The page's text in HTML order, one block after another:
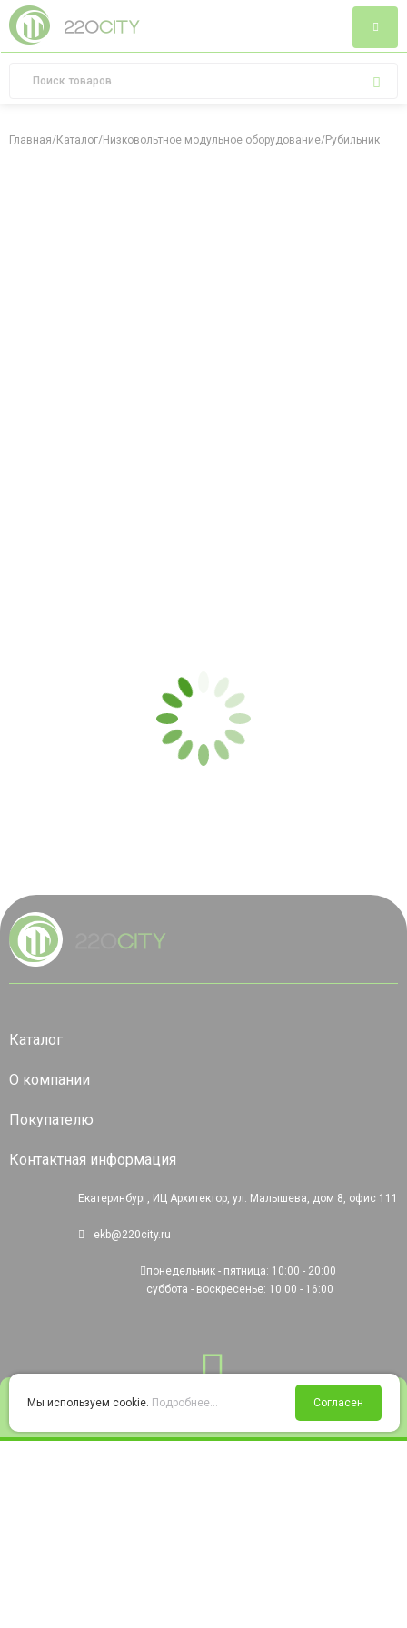
Войти Избранное Корзина
Главная/Каталог/Низковольтное модульное оборудование/Рубильники
Каталог
О компании
Покупателю
Контактная информация
Екатеринбург, ИЦ Архитектор, ул. Малышева, дом 8, офис 111
ekb@220city.ru
понедельник - пятница: 10:00 - 20:00
суббота - воскресенье: 10:00 - 16:00
Мы используем cookie. Подробнее... Согласен